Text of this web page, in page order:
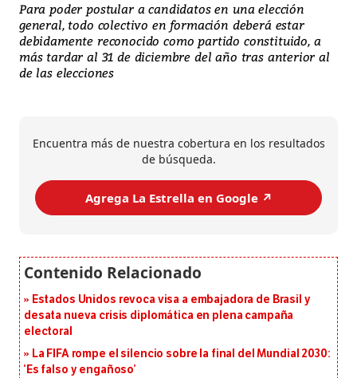
Para poder postular a candidatos en una elección
general, todo colectivo en formación deberá estar
debidamente reconocido como partido constituido, a
más tardar al 31 de diciembre del año tras anterior al
de las elecciones
Encuentra más de nuestra cobertura en los resultados
de búsqueda.
Agrega La Estrella en Google ↗️
Estados Unidos revoca visa a embajadora de Brasil y
desata nueva crisis diplomática en plena campaña
electoral
La FIFA rompe el silencio sobre la final del Mundial 2030:
‘Es falso y engañoso’